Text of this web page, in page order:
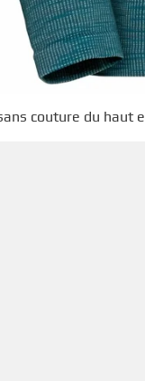
couture du haut